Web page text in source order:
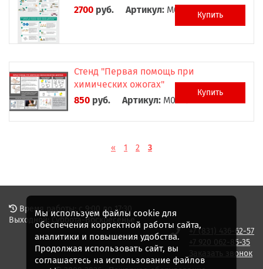
2700 руб. Артикул: М0026 Купить
Стенд "Первая помощь при
химических ожогах"
850 руб. Артикул: М0027
Купить
« 1 2 3
Время работы: с 9:00 до 17:30
Выходной: Суббота-Воскресенье
+7 (831) 436-62-57
+7 920 062-85-35
Заказать звонок
Мы используем файлы cookie для
обеспечения корректной работы сайта,
аналитики и повышения удобства.
Продолжая использовать сайт, вы
соглашаетесь на использование файлов